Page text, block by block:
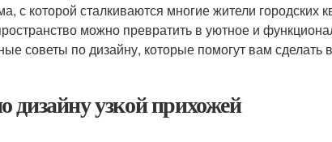
с которой сталкиваются многие жители городских
можно превратить в уютное и
советы по дизайну, которые помогут вам
дизайну узкой прихожей